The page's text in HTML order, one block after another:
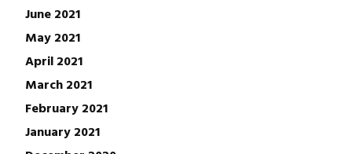
June 2021
May 2021
April 2021
March 2021
February 2021
January 2021